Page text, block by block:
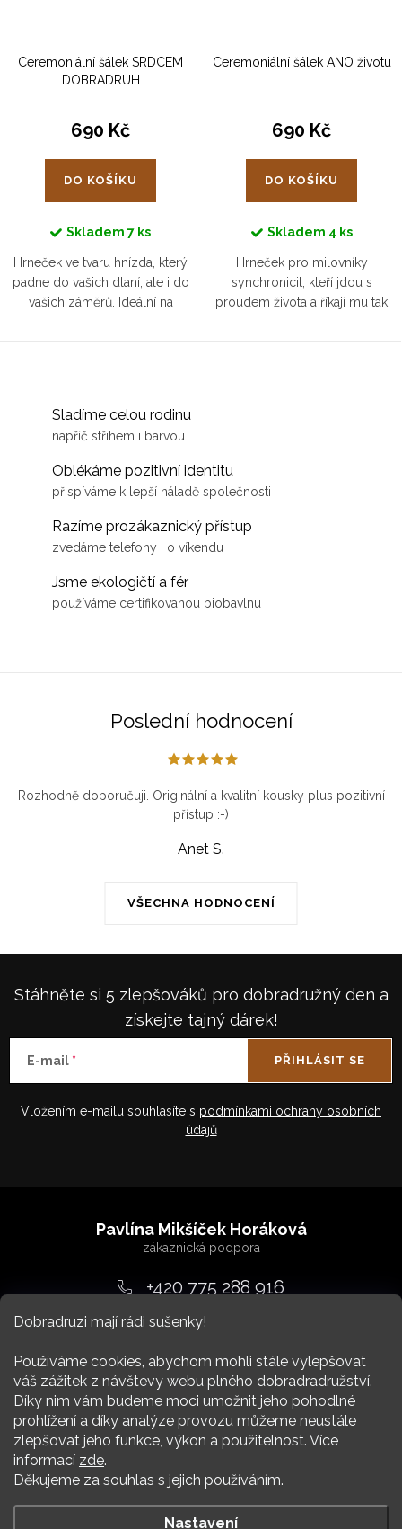
Dobradruzi mají rádi sušenky!
Používáme cookies, abychom mohli stále vylepšovat
váš zážitek z návštevy webu plného dobradradružství.
Díky nim vám budeme moci umožnit jeho pohodlné
prohlížení a díky analýze provozu můžeme neustále
zlepšovat jeho funkce, výkon a použitelnost. Více
informací zde.
Děkujeme za souhlas s jejich používáním.
Nastavení
Ceremoniální šálek SRDCEM
DOBRADRUH
690 Kč
DO KOŠÍKU
Skladem 7 ks
Hrneček ve tvaru hnízda, který
padne do vašich dlaní, ale i do
vašich záměrů. Ideální na
Ceremoniální šálek ANO životu
690 Kč
DO KOŠÍKU
Skladem 4 ks
Hrneček pro milovníky
synchronicit, kteří jdou s
proudem života a říkají mu tak
Sladíme celou rodinu
napříč střihem i barvou
Oblékáme pozitivní identitu
přispíváme k lepší náladě společnosti
Razíme prozákaznický přístup
zvedáme telefony i o víkendu
Jsme ekologičtí a fér
používáme certifikovanou biobavlnu
Poslední hodnocení
VŠECHNA HODNOCENÍ
Rozhodně doporučuji. Originální a kvalitní kousky plus pozitivní
přístup :-)
Anet S.
Stáhněte si 5 zlepšováků pro dobradružný den a
získejte tajný dárek!
E-mail
Vložením e-mailu souhlasíte s podmínkami ochrany osobních
údajů
PŘIHLÁSIT SE
a
Nákup
Více Dobradruha
Pavlína Mikšíček Horáková
+420 775 288 916
srdcem@dobradruh.cz